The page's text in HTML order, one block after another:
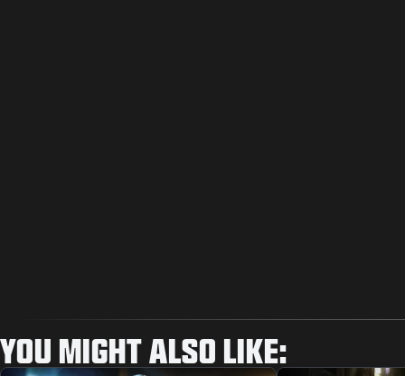
YOU MIGHT ALSO LIKE: